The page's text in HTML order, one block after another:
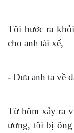
Tôi bước ra
cho anh tài xế,
- Đưa anh ta về
Từ hôm xảy ra
ương, tôi bị ông